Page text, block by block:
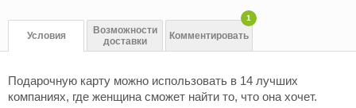
Условия
Возможности
доставки
Комментировать
1
Подарочную карту можно использовать в 14 лучших
компаниях, где женщина сможет найти то, что она хочет.